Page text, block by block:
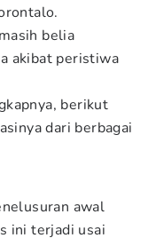
belia
akibat peristiwa
berikut
dari berbagai
awal
ini terjadi usai